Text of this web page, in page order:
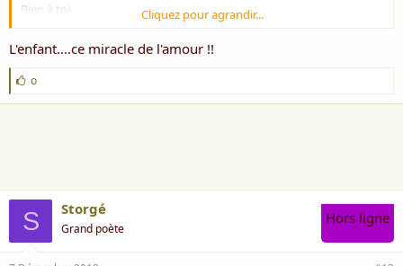
Bien à toi
Rose ***
Cliquez pour agrandir...
L'enfant....ce miracle de l'amour !!
J
'
a
o
S Storgé
Grand poète
Hors ligne